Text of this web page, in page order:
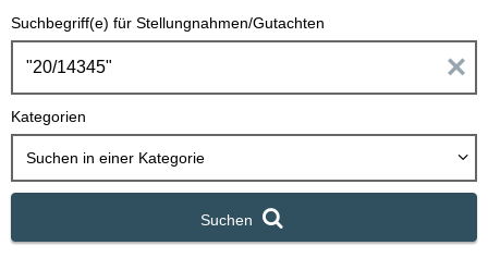
c
h
o
Suchbegriff(e) für Stellungnahmen/Gutachten
n
g
a
Kategorien
Suchen in einer Kategorie
Suchen